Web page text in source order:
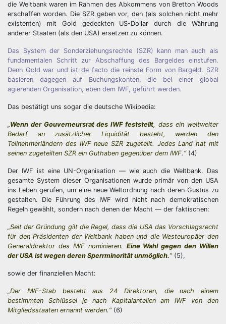
die Weltbank waren im Rahmen des Abkommens von Bretton Woods
erschaffen worden. Die SZR geben vor, den (als solchen nicht mehr
existenten) mit Gold gedeckten US-Dollar durch die Währung
anderer Staaten (als den USA) ersetzen zu können.
Das System der Sonderziehungsrechte (SZR) kann man auch als
fundamentalen Schritt zur Abschaffung des Bargeldes einstufen.
Denn Gold war und ist de facto die reinste Form von Bargeld. SZR
basieren dagegen auf Buchungskonten, die bei einer global
agierenden Organisation, eben dem IWF, geführt werden.
Das bestätigt uns sogar die deutsche Wikipedia:
„Wenn der Gouverneursrat des IWF feststellt, dass ein weltweiter
Bedarf an zusätzlicher Liquidität besteht, werden den
Teilnehmerländern des IWF neue SZR zugeteilt. Jedes Land hat mit
seinen zugeteilten SZR ein Guthaben gegenüber dem IWF.“(4)
Der IWF ist eine UN-Organisation — wie auch die Weltbank. Das
gesamte System dieser Organisationen wurde primär von den USA
ins Leben gerufen, um eine neue Weltordnung nach deren Gustus zu
gestalten. Die Führung des IWF wird nicht nach demokratischen
Regeln gewählt, sondern nach denen der Macht — der faktischen:
„Seit der Gründung gilt die Regel, dass die USA das Vorschlagsrecht
für den Präsidenten der Weltbank haben und die Westeuropäer den
Generaldirektor des IWF nominieren. Eine Wahl gegen den Willen
der USA ist wegen deren Sperrminorität unmöglich.” (5),
sowie der finanziellen Macht:
„Der IWF-Stab besteht aus 24 Direktoren, die nach einem
bestimmten Schlüssel je nach Kapitalanteilen am IWF von den
Mitgliedsstaaten ernannt werden.“(6)